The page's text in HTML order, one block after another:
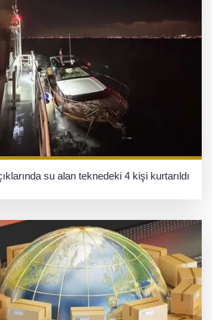
su alan teknedeki 4 kişi kurtarıldı